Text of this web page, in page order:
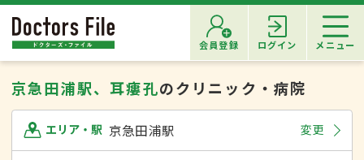
会員登録 ログイン メニュー
京急田浦駅、耳瘻孔のクリニック・病院
エリア・駅 京急田浦駅 変更